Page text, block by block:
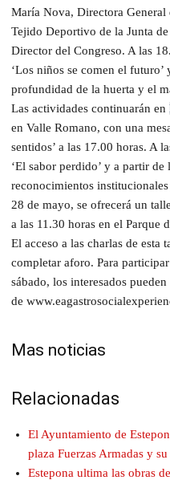
María Nova, Directora General
Tejido Deportivo de la Junta
Director del Congreso. A las
‘Los niños se comen el futuro’
profundidad de la huerta y el
Las actividades continuarán en
en Valle Romano, con una
sentidos’ a las 17.00 horas. A
‘El sabor perdido’ y a partir de
reconocimientos
28 de mayo, se ofrecerá un
a las 11.30 horas en el Parque
El acceso a las charlas de esta
completar aforo. Para
sábado, los interesados
de
Mas noticias
Relacionadas
El Ayuntamiento de
plaza Fuerzas Armadas y
Estepona ultima las obras